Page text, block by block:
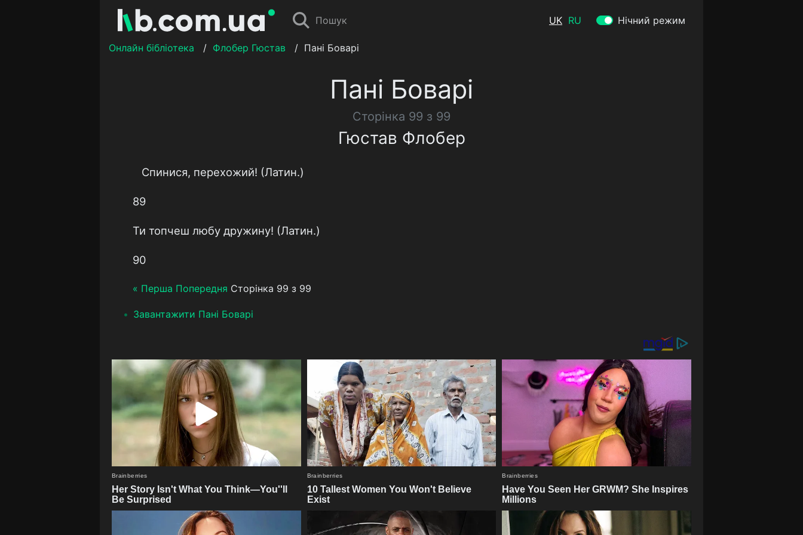
Пошук UK RU Нічний режим
Онлайн бібліотека / Флобер Гюстав / Пані Боварі
Пані Боварі
Сторінка 99 з 99
Гюстав Флобер
Спинися, перехожий! (Латин.)
89
Ти топчеш любу дружину! (Латин.)
90
« Перша Попередня Сторінка 99 з 99
Завантажити Пані Боварі